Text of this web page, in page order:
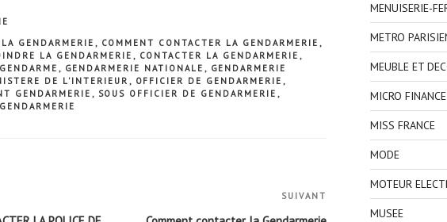
GENDARMERIE , COMMENT CONTACTER LA GENDARMERIE ,
LA GENDARMERIE , CONTACTER LA GENDARMERIE ,
, GENDARMERIE NATIONALE , GENDARMERIE
DE L'INTERIEUR , OFFICIER DE GENDARMERIE ,
GENDARMERIE , SOUS OFFICIER DE GENDARMERIE ,
suivant
SUIVANT
MENUISERIE-
METRO
MEUBLE ET
MICRO FINANCE
MISS FRANCE
MODE
MOTEUR
MUSEE